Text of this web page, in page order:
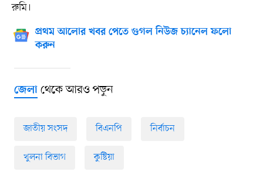
রুমি।
প্রথম আলোর খবর পেতে গুগল নিউজ চ্যানেল ফলো
করুন
জেলাথেকে আরও পড়ুন
জাতীয় সংসদ বিএনপি নির্বাচন
খুলনা বিভাগ কুষ্টিয়া